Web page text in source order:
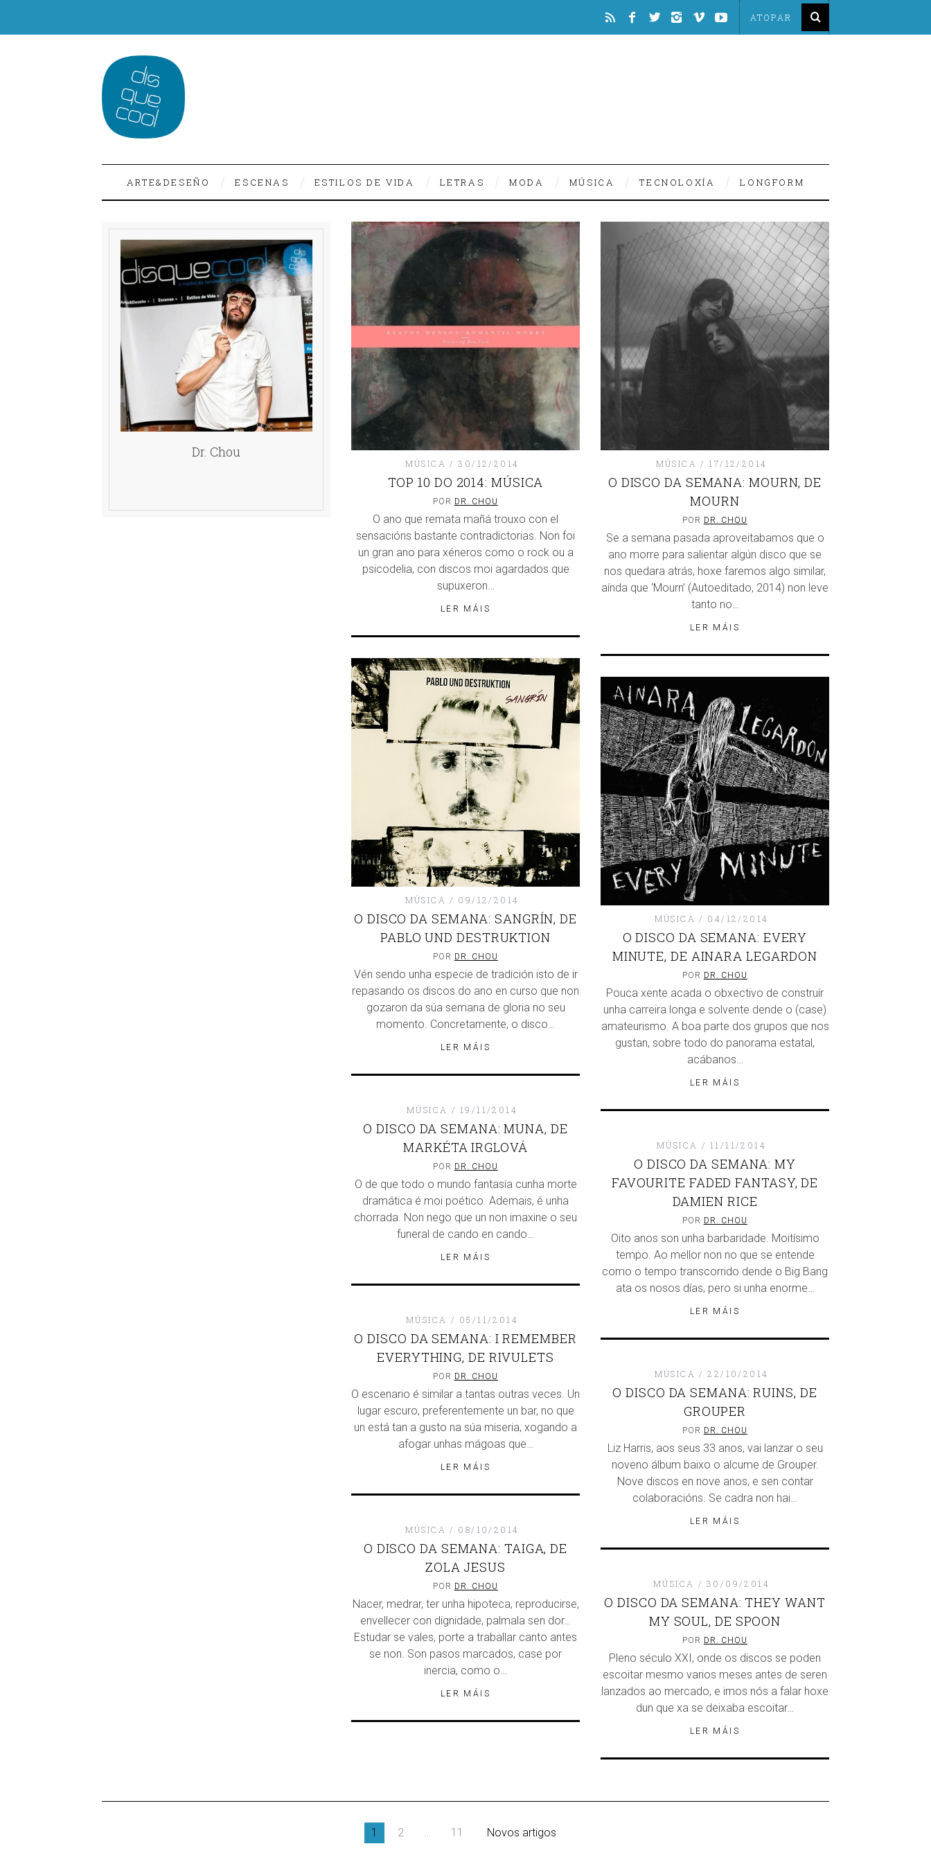
ARTE&DESEÑO ESCENAS ESTILOS DE VIDA LETRAS MODA MÚSICA TECNOLOXÍA LONGFORM
Dr. Chou
MÚSICA 30/12/2014
TOP 10 DO 2014: MÚSICA
POR DR. CHOU
O ano que remata mañá trouxo con el
sensacións bastante contradictorias. Non foi
un gran ano para xéneros como o rock ou a
psicodelia, con discos moi agardados que
supuxeron…
LER MÁIS
MÚSICA 17/12/2014
O DISCO DA SEMANA: MOURN, DE
MOURN
POR DR. CHOU
Se a semana pasada aproveitabamos que o
ano morre para salientar algún disco que se
nos quedara atrás, hoxe faremos algo similar,
aínda que ‘Mourn’ (Autoeditado, 2014) non leve
tanto no…
LER MÁIS
MÚSICA 09/12/2014
O DISCO DA SEMANA: SANGRÍN, DE
PABLO UND DESTRUKTION
POR DR. CHOU
Vén sendo unha especie de tradición isto de ir
repasando os discos do ano en curso que non
gozaron da súa semana de gloria no seu
momento. Concretamente, o disco…
LER MÁIS
MÚSICA 04/12/2014
O DISCO DA SEMANA: EVERY
MINUTE, DE AINARA LEGARDON
POR DR. CHOU
Pouca xente acada o obxectivo de construír
unha carreira longa e solvente dende o (case)
amateurismo. A boa parte dos grupos que nos
gustan, sobre todo do panorama estatal,
acábanos…
LER MÁIS
MÚSICA 19/11/2014
O DISCO DA SEMANA: MUNA, DE
MARKÉTA IRGLOVÁ
POR DR. CHOU
O de que todo o mundo fantasía cunha morte
dramática é moi poético. Ademais, é unha
chorrada. Non nego que un non imaxine o seu
funeral de cando en cando…
LER MÁIS
MÚSICA 11/11/2014
O DISCO DA SEMANA: MY
FAVOURITE FADED FANTASY, DE
DAMIEN RICE
POR DR. CHOU
Oito anos son unha barbaridade. Moitísimo
tempo. Ao mellor non no que se entende
como o tempo transcorrido dende o Big Bang
ata os nosos días, pero si unha enorme…
LER MÁIS
MÚSICA 05/11/2014
O DISCO DA SEMANA: I REMEMBER
EVERYTHING, DE RIVULETS
POR DR. CHOU
O escenario é similar a tantas outras veces. Un
lugar escuro, preferentemente un bar, no que
un está tan a gusto na súa miseria, xogando a
afogar unhas mágoas que…
LER MÁIS
MÚSICA 22/10/2014
O DISCO DA SEMANA: RUINS, DE
GROUPER
POR DR. CHOU
Liz Harris, aos seus 33 anos, vai lanzar o seu
noveno álbum baixo o alcume de Grouper.
Nove discos en nove anos, e sen contar
colaboracións. Se cadra non hai…
LER MÁIS
MÚSICA 08/10/2014
O DISCO DA SEMANA: TAIGA, DE
ZOLA JESUS
POR DR. CHOU
Nacer, medrar, ter unha hipoteca, reproducirse,
envellecer con dignidade, palmala sen dor…
Estudar se vales, porte a traballar canto antes
se non. Son pasos marcados, case por
inercia, como o…
LER MÁIS
MÚSICA 30/09/2014
O DISCO DA SEMANA: THEY WANT
MY SOUL, DE SPOON
POR DR. CHOU
Pleno século XXI, onde os discos se poden
escoitar mesmo varios meses antes de seren
lanzados ao mercado, e imos nós a falar hoxe
dun que xa se deixaba escoitar…
LER MÁIS
1 2 … 11 Novos artigos